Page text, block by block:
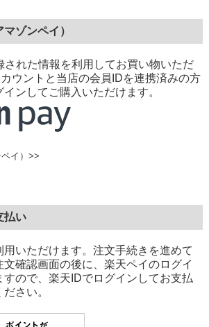
ゾンペイ）
された情報を利用してお買い物いただ
ウントと当店の会員IDを連携済みの方
ンしてご購入いただけます。
イ）>>
払い
いただけます。注文手続きを進めて
確認画面の後に、楽天ペイのログイ
すので、楽天IDでログインしてお支払
さい。